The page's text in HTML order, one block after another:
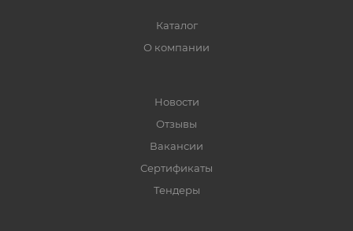
Каталог
О компании
Новости
Отзывы
Вакансии
Сертификаты
Тендеры